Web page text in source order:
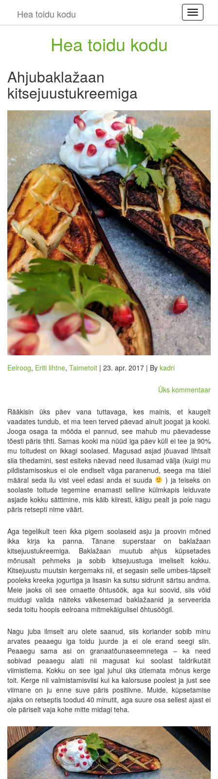
Hea toidu kodu
Hea toidu kodu
Ahjubaklažaan
kitsejuustukreemiga
Eelroog, Eriti lihtne, Taimetoit | 23. apr. 2017 | By kadri
Üks kommentaar
Rääkisin üks päev vana tuttavaga, kes mainis, et kaugelt
vaadates tundub, et ma teen terved päevad ainult joogat ja kooki.
Jooga osaga ta mööda ei pannud, see mahub mu päevadesse
tõesti päris tihti. Samas kooki ma nüüd iga päev küll ei tee ja 90%
mu toitudest on ikkagi soolased. Magusad asjad jõuavad lihtsalt
siia tihedamini, sest esiteks näevad need ilusamad välja (kuigi mu
pildistamisoskus ei ole endiselt väga paranenud, seega ma täiel
määral seda ilu vist veel edasi anda ei suuda
) ja teiseks on
soolaste toitude tegemine enamasti selline külmkapis leiduvate
asjade kokku sättimine, mis käib kiiresti, käigu pealt ja pole nagu
päris retsepti nime väärt.
Aga tegelikult teen ikka pigem soolaseid asju ja proovin mõned
ikka kirja ka panna. Tänane superstaar on baklažaan
kitsejuustukreemiga. Baklažaan muutub ahjus küpsetades
mõnusalt pehmeks ja sobib kitsejuustuga imeliselt kokku.
Kitsejuustu muutsin kergemaks nii, et segasin selle umbes-täpselt
pooleks kreeka jogurtiga ja lisasin ka sutsu sidrunit särtsu andma.
Meie jaoks oli see omaette õhtusöök, aga kui soovid, siis võid
muidugi valida näiteks väikesemad baklažaanid ja serveerida
seda toitu hoopis eelroana mitmekäigulisel õhtusöögil.
Nagu juba ilmselt aru olete saanud, siis koriander sobib minu
arvates peaaegu iga toidu juurde ja ei ole erand seegi siin.
Peaaegu sama asi on granaatõunaseemnetega – ka need
sobivad peaaegu alati nii magusat kui soolast taldrikutäit
viimistlema. Kokku on see igal juhul üks ütlemata mõnus kerge
toit. Kerge nii valmistamisviisi kui ka kalorsuse poolest ja just see
viimane on ju enne suve päris positiivne. Muide, küpsetamise
ajaks on retseptis toodud 40 minutit, aga suure osa sellest ajast ei
ole päriselt vaja kohe mitte midagi teha.